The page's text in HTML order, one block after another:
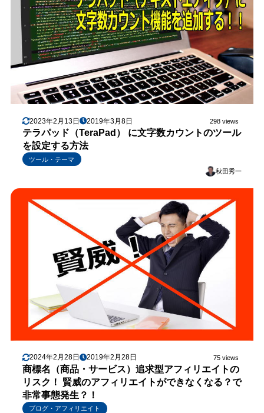
2023年2月13日 2019年3月8日 298 views
テラパッド（TeraPad） に文字数カウントのツール
を設定する方法
ツール・テーマ
秋田秀一
2024年2月28日 2019年2月28日 75 views
商標名（商品・サービス）追求型アフィリエイトの
リスク！ 賢威のアフィリエイトができなくなる？で
非常事態発生？！
ブログ・アフィリエイト